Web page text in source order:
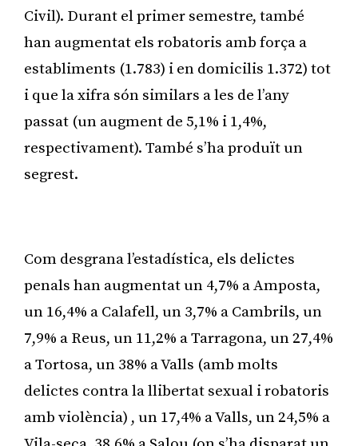
Civil). Durant el primer semestre, també
han augmentat els robatoris amb força a
establiments (1.783) i en domicilis 1.372) tot
i que la xifra són similars a les de l’any
passat (un augment de 5,1% i 1,4%,
respectivament). També s’ha produït un
segrest.
Com desgrana l’estadística, els delictes
penals han augmentat un 4,7% a Amposta,
un 16,4% a Calafell, un 3,7% a Cambrils, un
7,9% a Reus, un 11,2% a Tarragona, un 27,4%
a Tortosa, un 38% a Valls (amb molts
delictes contra la llibertat sexual i robatoris
amb violència) , un 17,4% a Valls, un 24,5% a